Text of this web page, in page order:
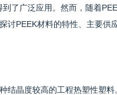
了广泛应用。然而，随着
讨PEEK材料的特性、主要供
结晶度较高的工程热塑性塑